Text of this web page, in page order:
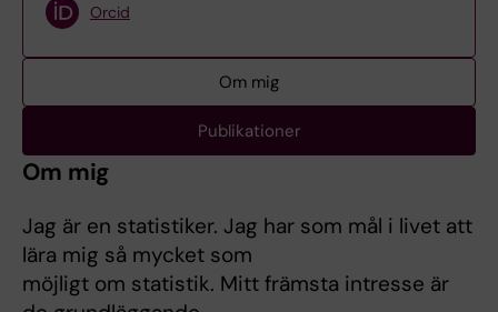
Orcid
Om mig
Publikationer
Om mig
Jag är en statistiker. Jag har som mål i livet att
lära mig så mycket som
möjligt om statistik. Mitt främsta intresse är